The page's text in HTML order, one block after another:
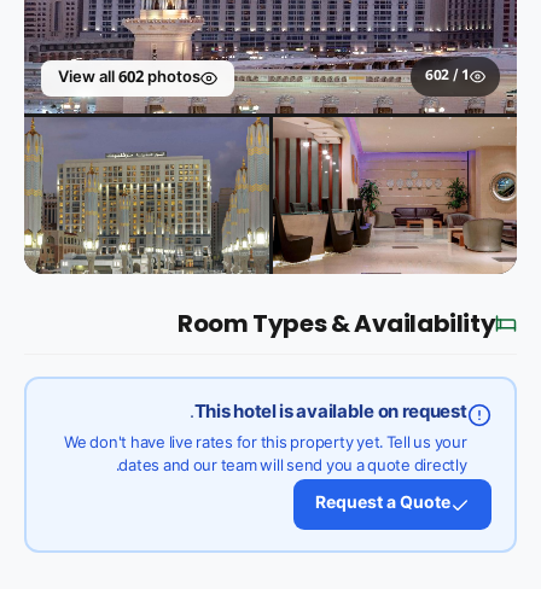
View all 602 photos 1 / 602
Room Types & Availability
This hotel is available on request.
We don't have live rates for this property yet. Tell us your
dates and our team will send you a quote directly.
Request a Quote